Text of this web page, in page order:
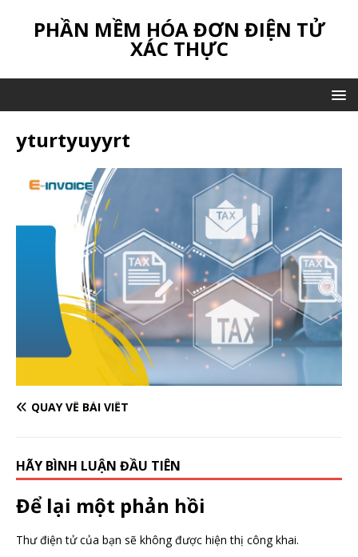
PHẦN MỀM HÓA ĐƠN ĐIỆN TỬ
XÁC THỰC
yturtyuyyrt
QUAY VỀ BÀI VIẾT
HÃY BÌNH LUẬN ĐẦU TIÊN
Để lại một phản hồi
Thư điện tử của bạn sẽ không được hiện thị công khai.